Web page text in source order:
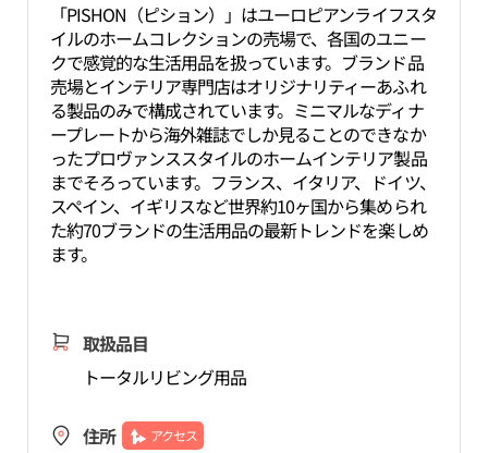
「PISHON（ピション）」はユーロピアンライフスタ
イルのホームコレクションの売場で、各国のユニー
クで感覚的な生活用品を扱っています。ブランド品
売場とインテリア専門店はオリジナリティーあふれ
る製品のみで構成されています。ミニマルなディナ
ープレートから海外雑誌でしか見ることのできなか
ったプロヴァンススタイルのホームインテリア製品
までそろっています。フランス、イタリア、ドイツ、
スペイン、イギリスなど世界約10ヶ国から集められ
た約70ブランドの生活用品の最新トレンドを楽しめ
ます。
取扱品目
トータルリビング用品
住所 アクセス